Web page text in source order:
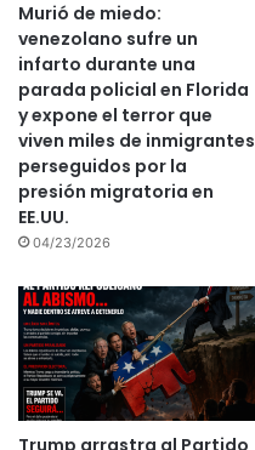
Murió de miedo:
venezolano sufre un
infarto durante una
parada policial en Florida
y expone el terror que
viven miles de inmigrantes
perseguidos por la
presión migratoria en
EE.UU.
04/23/2026
Trump arrastra al Partido